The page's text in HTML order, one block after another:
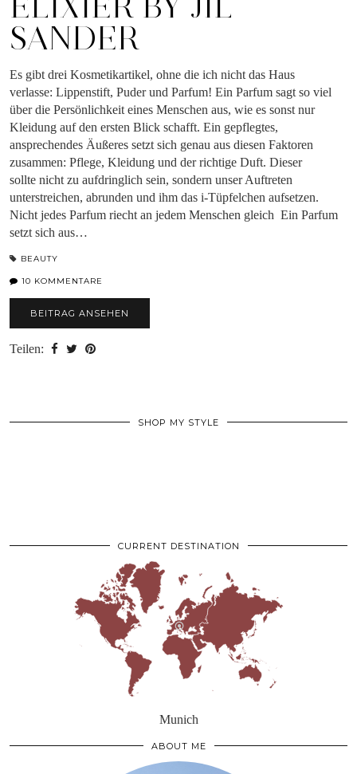
SANDER
Es gibt drei Kosmetikartikel, ohne die ich nicht das Haus
verlasse: Lippenstift, Puder und Parfum! Ein Parfum sagt so viel
über die Persönlichkeit eines Menschen aus, wie es sonst nur
Kleidung auf den ersten Blick schafft. Ein gepflegtes,
ansprechendes Äußeres setzt sich genau aus diesen Faktoren
zusammen: Pflege, Kleidung und der richtige Duft. Dieser
sollte nicht zu aufdringlich sein, sondern unser Auftreten
unterstreichen, abrunden und ihm das i-Tüpfelchen aufsetzen.
Nicht jedes Parfum riecht an jedem Menschen gleich Ein Parfum
setzt sich aus…
BEAUTY
10 KOMMENTARE
BEITRAG ANSEHEN
Teilen:
SHOP MY STYLE
CURRENT DESTINATION
Munich
ABOUT ME